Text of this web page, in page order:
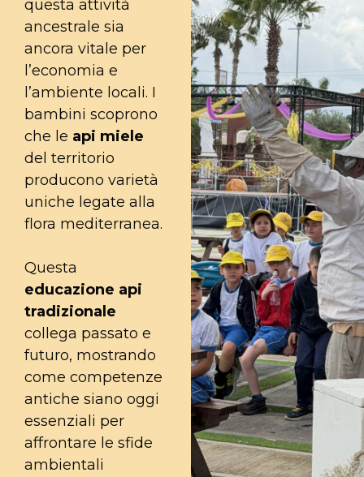
questa attività
ancestrale sia
ancora vitale per
l’economia e
l’ambiente locali. I
bambini scoprono
che le api miele
del territorio
producono varietà
uniche legate alla
flora mediterranea.
Questa
educazione api
tradizionale
collega passato e
futuro, mostrando
come competenze
antiche siano oggi
essenziali per
affrontare le sfide
ambientali